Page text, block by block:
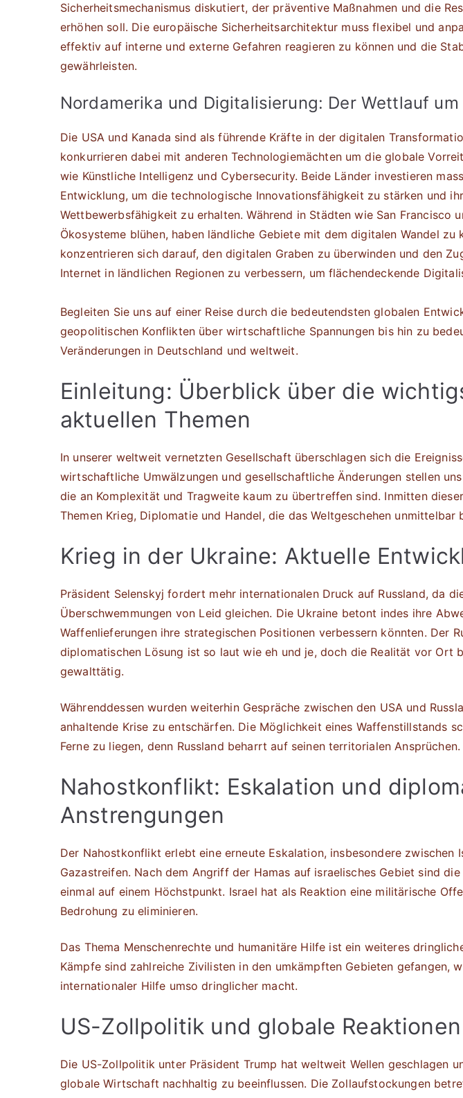
Sicherheitsmechanismus diskutiert, der präventive Maßnahmen und die
erhöhen soll. Die europäische Sicherheitsarchitektur muss flexibel und
effektiv auf interne und externe Gefahren reagieren zu können und die
gewährleisten.
Nordamerika und Digitalisierung: Der Wettlauf
Die USA und Kanada sind als führende Kräfte in der digitalen
konkurrieren dabei mit anderen Technologiemächten um die globale
wie Künstliche Intelligenz und Cybersecurity. Beide Länder investieren
Entwicklung, um die technologische Innovationsfähigkeit zu stärken und
Wettbewerbsfähigkeit zu erhalten. Während in Städten wie San Francisco
Ökosysteme blühen, haben ländliche Gebiete mit dem digitalen Wandel zu
konzentrieren sich darauf, den digitalen Graben zu überwinden und den
Internet in ländlichen Regionen zu verbessern, um flächendeckende
Begleiten Sie uns auf einer Reise durch die bedeutendsten globalen
geopolitischen Konflikten über wirtschaftliche Spannungen bis hin zu
Veränderungen in Deutschland und weltweit.
Einleitung: Überblick über die
aktuellen Themen
In unserer weltweit vernetzten Gesellschaft überschlagen sich die
wirtschaftliche Umwälzungen und gesellschaftliche Änderungen stellen
die an Komplexität und Tragweite kaum zu übertreffen sind. Inmitten
Themen Krieg, Diplomatie und Handel, die das Weltgeschehen unmittelbar
Krieg in der Ukraine: Aktuelle
Präsident Selenskyj fordert mehr internationalen Druck auf Russland, da
Überschwemmungen von Leid gleichen. Die Ukraine betont indes ihre
Waffenlieferungen ihre strategischen Positionen verbessern könnten. Der
diplomatischen Lösung ist so laut wie eh und je, doch die Realität vor Ort
gewalttätig.
Währenddessen wurden weiterhin Gespräche zwischen den USA und
anhaltende Krise zu entschärfen. Die Möglichkeit eines Waffenstillstands
Ferne zu liegen, denn Russland beharrt auf seinen territorialen Ansprüchen.
Nahostkonflikt: Eskalation und
Anstrengungen
Der Nahostkonflikt erlebt eine erneute Eskalation, insbesondere zwischen
Gazastreifen. Nach dem Angriff der Hamas auf israelisches Gebiet sind
einmal auf einem Höchstpunkt. Israel hat als Reaktion eine militärische
Bedrohung zu eliminieren.
Das Thema Menschenrechte und humanitäre Hilfe ist ein weiteres
Kämpfe sind zahlreiche Zivilisten in den umkämpften Gebieten gefangen,
internationaler Hilfe umso dringlicher macht.
US-Zollpolitik und globale Reaktionen
Die US-Zollpolitik unter Präsident Trump hat weltweit Wellen geschlagen
globale Wirtschaft nachhaltig zu beeinflussen. Die Zollaufstockungen